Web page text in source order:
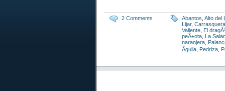
2 Comments Abantos Alto del
Lijar, Carrasquera
Valiente El
peÃ±ota La
naranjera
Ãguila Pedriza